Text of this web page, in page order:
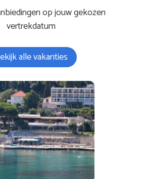
op jouw gekozen
vertrekdatum
alle vakanties